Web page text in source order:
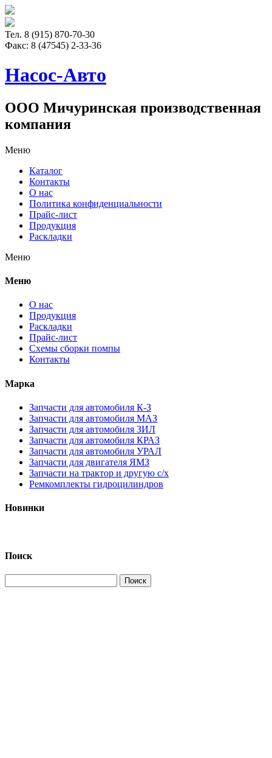
Тел. 8 (915) 870-70-30
Факс: 8 (47545) 2-33-36
Насос-Авто
ООО Мичуринская производственная
компания
Меню
Каталог
Контакты
О нас
Политика конфиденциальности
Прайс-лист
Продукция
Раскладки
Меню
Меню
О нас
Продукция
Раскладки
Прайс-лист
Схемы сборки помпы
Контакты
Марка
Запчасти для автомобиля К-З
Запчасти для автомобиля МАЗ
Запчасти для автомобиля ЗИЛ
Запчасти для автомобиля КРАЗ
Запчасти для автомобиля УРАЛ
Запчасти для двигателя ЯМЗ
Запчасти на трактор и другую с/х
Ремкомплекты гидроцилиндров
Новинки
Поиск